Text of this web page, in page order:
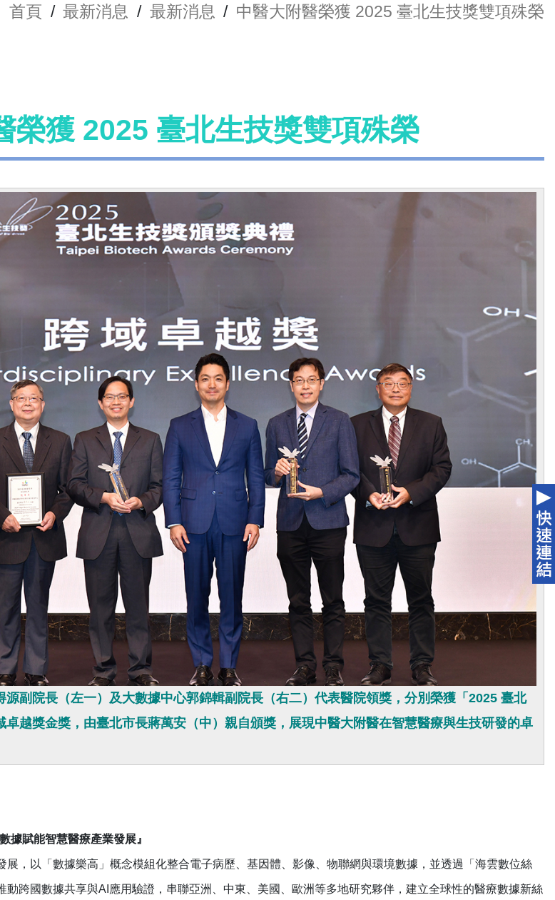
首頁 / 最新消息 / 最新消息 / 中醫大附醫榮獲 2025 臺北生技獎雙項殊榮
榮獲 2025 臺北生技獎雙項殊榮
源副院長（左一）及大數據中心郭錦輯副院長（右二）代表醫院領獎，分別榮獲「2025 臺北
卓越獎金獎，由臺北市長蔣萬安（中）親自頒獎，展現中醫大附醫在智慧醫療與生技研發的卓
據賦能智慧醫療產業發展』
展，以「數據樂高」概念模組化整合電子病歷、基因體、影像、物聯網與環境數據，並透過「海雲數位絲
動跨國數據共享與AI應用驗證，串聯亞洲、中東、美國、歐洲等多地研究夥伴，建立全球性的醫療數據新絲